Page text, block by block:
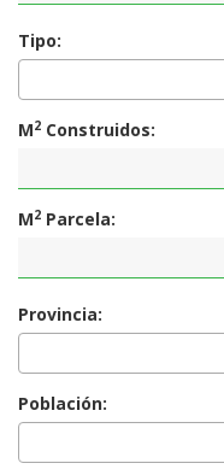
Tipo:
M2 Construidos:
M2 Parcela:
Provincia:
Población: